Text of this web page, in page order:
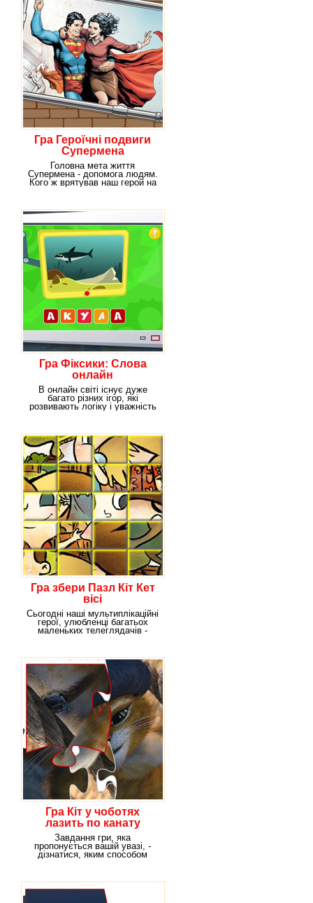
Гра Героїчні подвиги
Супермена
Головна мета життя
Супермена - допомога людям.
Кого ж врятував наш герой на
Гра Фіксики: Слова
онлайн
В онлайн світі існує дуже
багато різних ігор, які
розвивають логіку і уважність
Гра збери Пазл Кіт Кет
вісі
Сьогодні наші мультиплікаційні
герої, улюбленці багатьох
маленьких телеглядачів -
Гра Кіт у чоботях
лазить по канату
Завдання гри, яка
пропонується вашій увазі, -
дізнатися, яким способом